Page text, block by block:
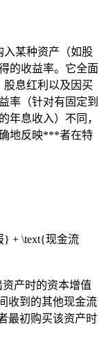
某种资产（如股
的收益率。它全面
息红利以及因买
率（针对有固定到
年息收入）不同，
地反映***者在特
} + \text{现金流
产时的资本增值
收到的其他现金流
最初购买该资产时